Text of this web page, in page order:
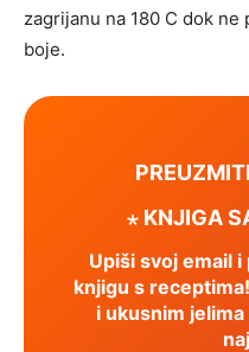
zagrijanu na 180 C dok
boje.
⋆ KNJIGA
Upiši svoj email i
knjigu s
i ukusnim